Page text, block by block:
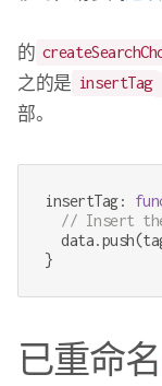
的
之的是 insertTag
部。
insertTag:
// Insert
}
已重命名